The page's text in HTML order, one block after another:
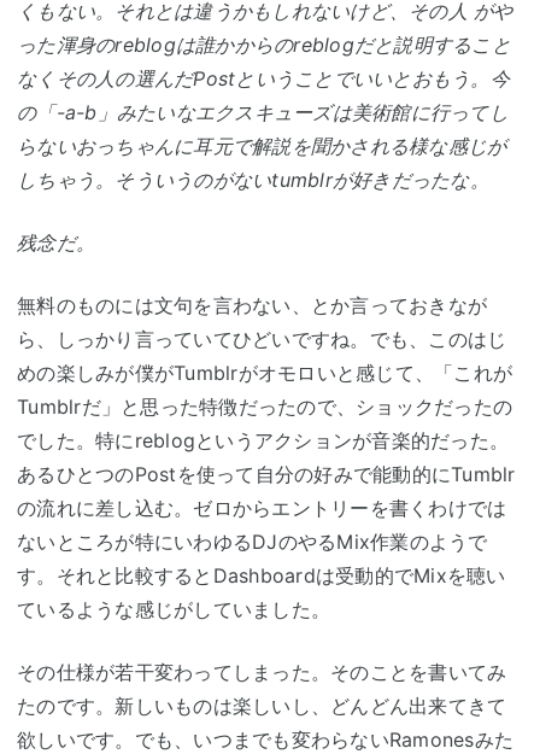
くもない。それとは違うかもしれないけど、その人 がや
った渾身のreblogは誰かからのreblogだと説明すること
なくその人の選んだPostということでいいとおもう。今
の「-a-b」みたいなエクスキューズは美術館に行ってし
らないおっちゃんに耳元で解説を聞かされる様な感じが
しちゃう。そういうのがないtumblrが好きだったな。
残念だ。
無料のものには文句を言わない、とか言っておきなが
ら、しっかり言っていてひどいですね。でも、このはじ
めの楽しみが僕がTumblrがオモロいと感じて、「これが
Tumblrだ」と思った特徴だったので、ショックだったの
でした。特にreblogというアクションが音楽的だった。
あるひとつのPostを使って自分の好みで能動的にTumblr
の流れに差し込む。ゼロからエントリーを書くわけでは
ないところが特にいわゆるDJのやるMix作業のようで
す。それと比較するとDashboardは受動的でMixを聴い
ているような感じがしていました。
その仕様が若干変わってしまった。そのことを書いてみ
たのです。新しいものは楽しいし、どんどん出来てきて
欲しいです。でも、いつまでも変わらないRamonesみた